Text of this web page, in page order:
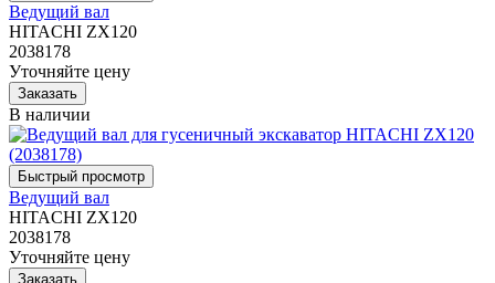
Ведущий вал
HITACHI ZX120
2038178
Уточняйте цену
В наличии
Ведущий вал
HITACHI ZX120
2038178
Уточняйте цену